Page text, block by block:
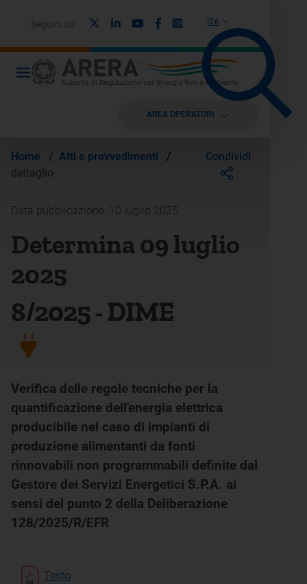
ITA
Seguici su: LinkedinYoutubeFacebook
Instagram
AREA OPERATORI
Home / Atti e provvedimenti
/
dettaglio
Condividi
Data pubblicazione: 10 luglio 2025
Determina 09 luglio
2025
8/2025 - DIME
Verifica delle regole tecniche per la
quantificazione dell'energia elettrica
producibile nel caso di impianti di
produzione alimentanti da fonti
rinnovabili non programmabili definite dal
Gestore dei Servizi Energetici S.P.A. ai
sensi del punto 2 della Deliberazione
128/2025/R/EFR
Testo